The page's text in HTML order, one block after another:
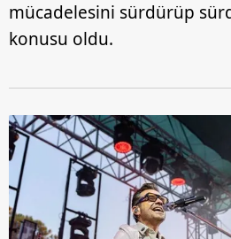
mücadelesini sürdürüp
konusu oldu.